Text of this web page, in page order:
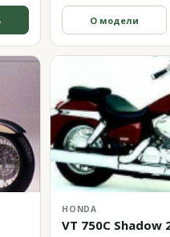
О модели
HONDA
VT 750C Shadow